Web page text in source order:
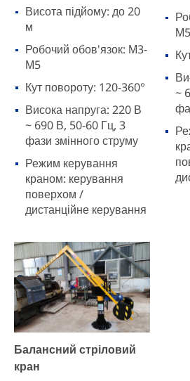
Висота підйому: до 20
м
Робочий обов'язок: М3-
М5
Кут повороту: 120-360°
Висока напруга: 220 В
~ 690 В, 50-60 Гц, 3
фази змінного струму
Режим керування
краном: керування
поверхом /
дистанційне керування
М5
~
Балансний стріловий
кран